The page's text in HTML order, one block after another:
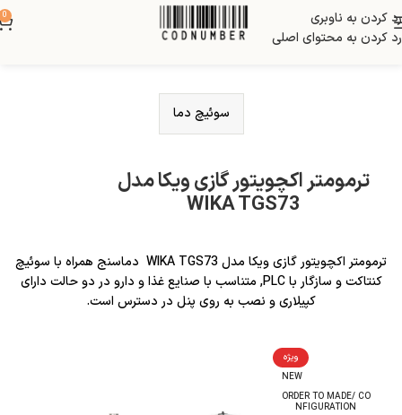
رد کردن به ناوبری
رد کردن به محتوای اصلی
0
سوئیچ دما
ترمومتر اکچویتور گازی ویکا مدل
WIKA TGS73
ترمومتر اکچویتور گازی ویکا مدل WIKA TGS73 دماسنج همراه با سوئیچ
کنتاکت و سازگار با PLC, متناسب با صنایع غذا و دارو در دو حالت دارای
کپیلاری و نصب به روی پنل در دسترس است.
ویژه
NEW
ORDER TO MADE/ CO
NFIGURATION